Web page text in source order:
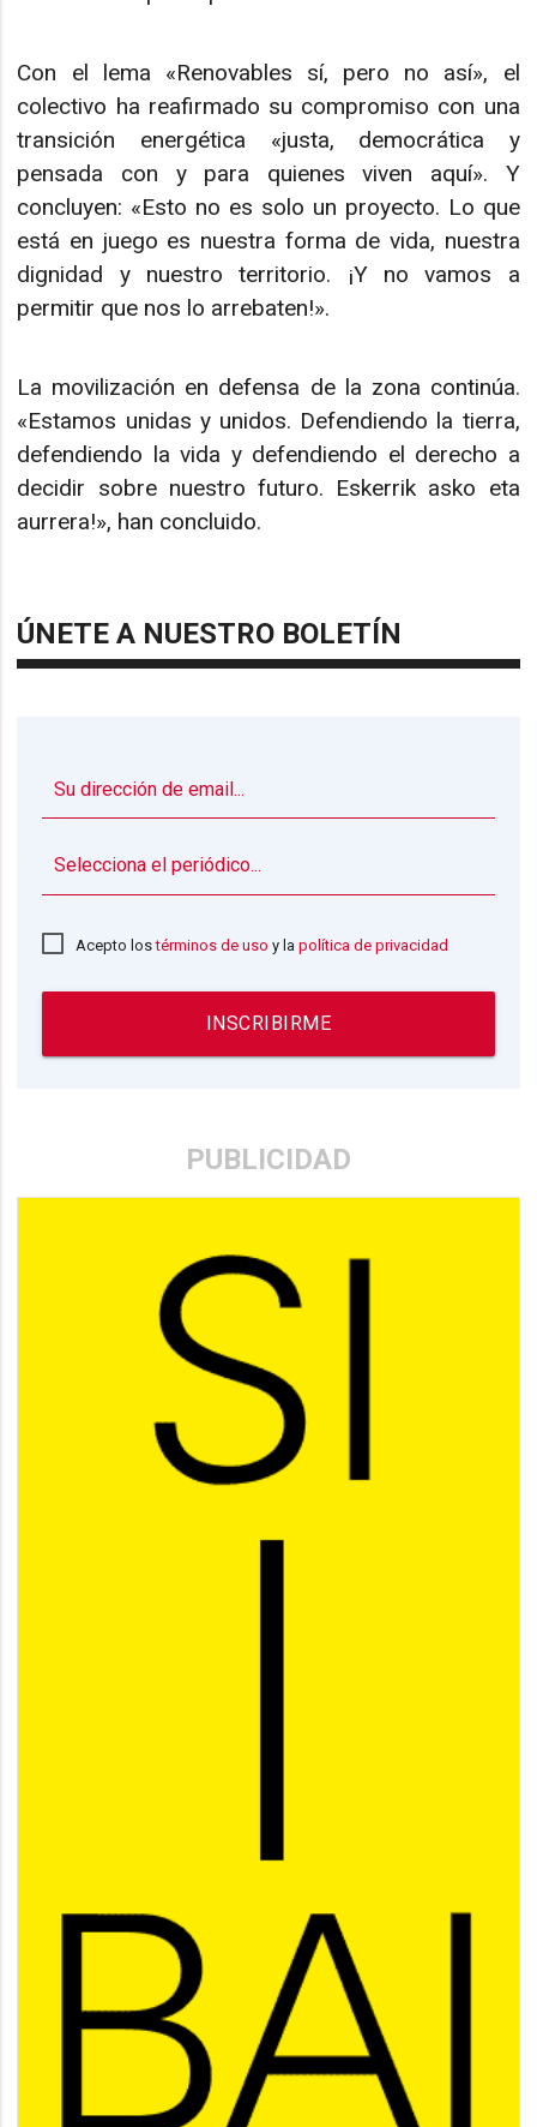
Con el lema «Renovables sí, pero no así», el
colectivo ha reafirmado su compromiso con una
transición energética «justa, democrática y
pensada con y para quienes viven aquí». Y
concluyen: «Esto no es solo un proyecto. Lo que
está en juego es nuestra forma de vida, nuestra
dignidad y nuestro territorio. ¡Y no vamos a
permitir que nos lo arrebaten!».
La movilización en defensa de la zona continúa.
«Estamos unidas y unidos. Defendiendo la tierra,
defendiendo la vida y defendiendo el derecho a
decidir sobre nuestro futuro. Eskerrik asko eta
aurrera!», han concluido.
ÚNETE A NUESTRO BOLETÍN
Acepto lostérminos de uso y lapolítica de privacidad
INSCRIBIRME
PUBLICIDAD